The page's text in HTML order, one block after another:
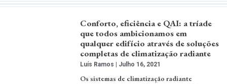
Conforto, eficiência e QAI: a tríade
que todos ambicionamos em
qualquer edifício através de soluções
completas de climatização radiante
Luís Ramos Julho 16, 2021
Os sistemas de climatização radiante